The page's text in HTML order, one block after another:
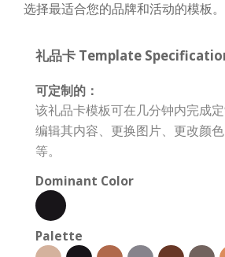
选择最适合您的品牌和活动的模板。
礼品卡 Template
可定制的：
该礼品卡模板可在几分钟内完成
编辑其内容、更换图片、更改颜
等。
Dominant Color
Palette